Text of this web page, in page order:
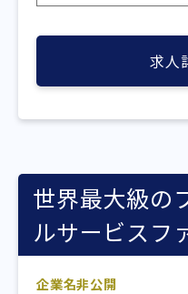
求人
世界最大級の
ルサービスフ
企業名非公開